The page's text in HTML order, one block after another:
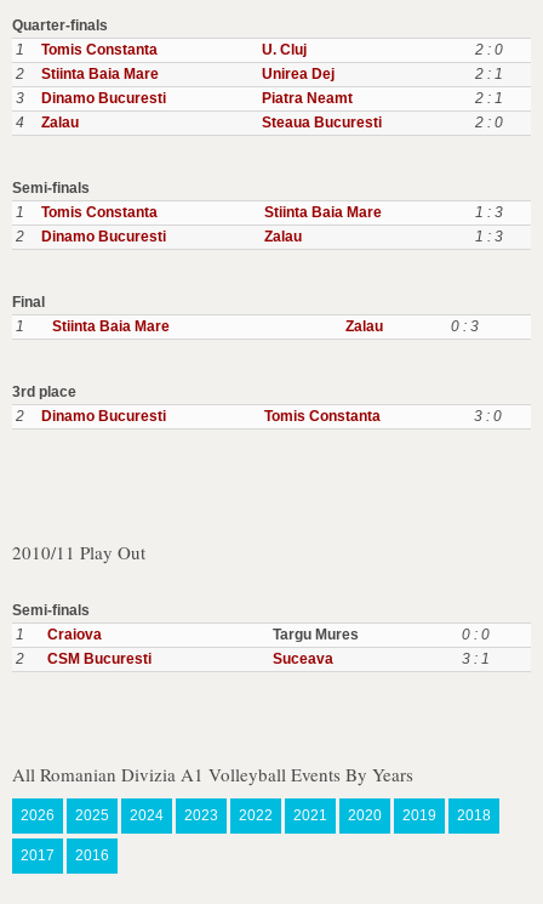
Quarter-finals
1
Tomis Constanta U. Cluj
2 : 0
2
Stiinta Baia Mare Unirea Dej
2 : 1
3
Dinamo Bucuresti Piatra Neamt
2 : 1
4
Zalau Steaua Bucuresti 2 : 0
Semi-finals
1
Tomis Constanta Stiinta Baia Mare
1 : 3
2
Dinamo Bucuresti Zalau 1 : 3
Final
1
Stiinta Baia Mare Zalau 0 : 3
3rd place
2
Dinamo Bucuresti Tomis Constanta 3 : 0
2010/11 Play Out
Semi-finals
1
Craiova Targu Mures
0 : 0
2
CSM Bucuresti Suceava 3 : 1
All Romanian Divizia A1 Volleyball Events By Years
2026 2025 2024 2023 2022 2021 2020 2019 2018
2017 2016